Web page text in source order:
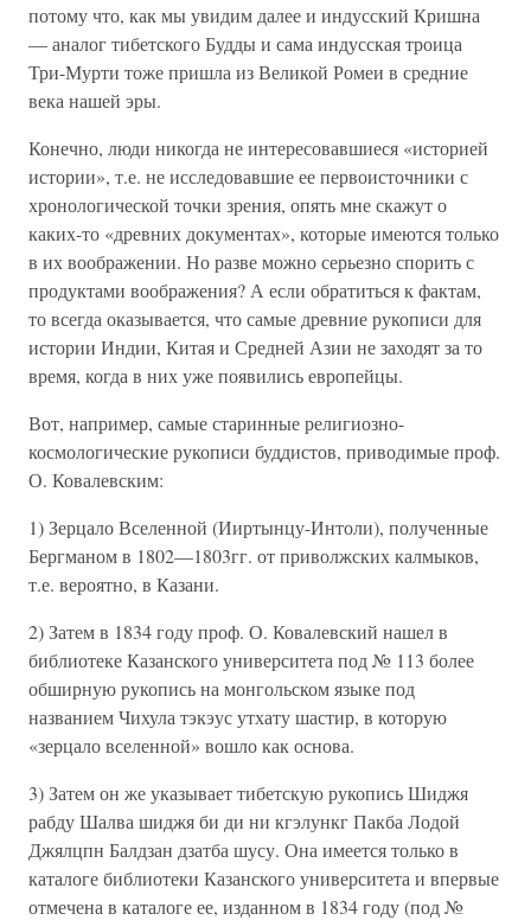
потому что, как мы увидим далее и индусский Кришна
— аналог тибетского Будды и сама индусская троица
Три-Мурти тоже пришла из Великой Ромеи в средние
века нашей эры.
Конечно, люди никогда не интересовавшиеся «историей
истории», т.е. не исследовавшие ее первоисточники с
хронологической точки зрения, опять мне скажут о
каких-то «древних документах», которые имеются только
в их воображении. Но разве можно серьезно спорить с
продуктами воображения? А если обратиться к фактам,
то всегда оказывается, что самые древние рукописи для
истории Индии, Китая и Средней Азии не заходят за то
время, когда в них уже появились европейцы.
Вот, например, самые старинные религиозно-
космологические рукописи буддистов, приводимые проф.
О. Ковалевским:
1) Зерцало Вселенной (Ииртынцу-Интоли), полученные
Бергманом в 1802—1803гг. от приволжских калмыков,
т.е. вероятно, в Казани.
2) Затем в 1834 году проф. О. Ковалевский нашел в
библиотеке Казанского университета под № 113 более
обширную рукопись на монгольском языке под
названием Чихула тэкэус утхату шастир, в которую
«зерцало вселенной» вошло как основа.
3) Затем он же указывает тибетскую рукопись Шиджя
рабду Шалва шиджя би ди ни кгэлункг Пакба Лодой
Джялцпн Балдзан дзатба шусу. Она имеется только в
каталоге библиотеки Казанского университета и впервые
отмечена в каталоге ее, изданном в 1834 году (под №